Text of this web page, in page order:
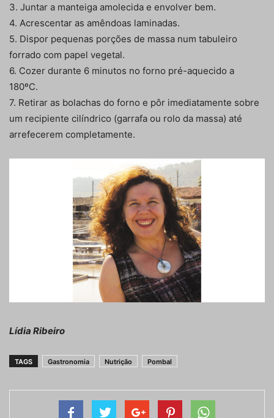
3. Juntar a manteiga amolecida e envolver bem.
4. Acrescentar as amêndoas laminadas.
5. Dispor pequenas porções de massa num tabuleiro
forrado com papel vegetal.
6. Cozer durante 6 minutos no forno pré-aquecido a
180ºC.
7. Retirar as bolachas do forno e pôr imediatamente sobre
um recipiente cilíndrico (garrafa ou rolo da massa) até
arrefecerem completamente.
Lídia Ribeiro
TAGS Gastronomia Nutrição Pombal